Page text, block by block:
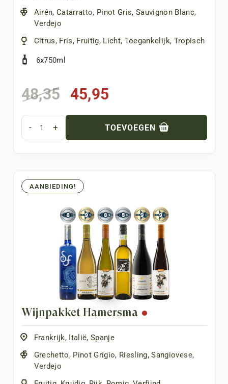
Airén, Catarratto, Pinot Gris,Sauvignon Blanc,
Verdejo
Citrus, Fris, Fruitig, Licht, Toegankelijk, Tropisch
6x750ml
48,35 Oorspronkelijke
was:
48,35.
45,95
is:
45,95.
- + TOEVOEGEN
AANBIEDING!
Wijnpakket Hamersma
Frankrijk, Italië, Spanje
Grechetto, Pinot Grigio, Riesling,Sangiovese,
Verdejo